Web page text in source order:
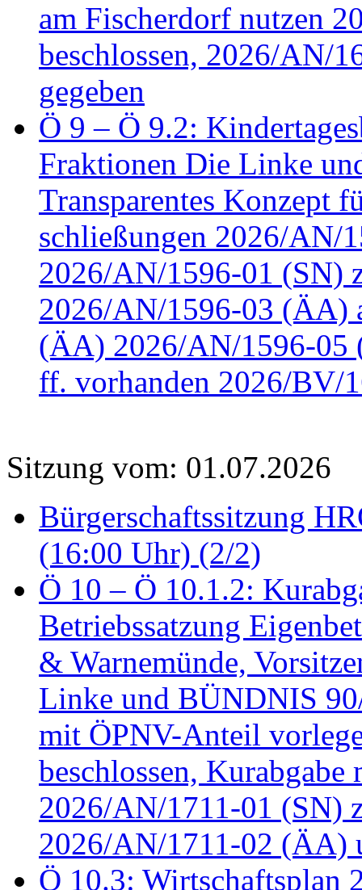
am Fischerdorf nutzen
beschlossen, 2026/AN/
gegeben
Ö 9 – Ö 9.2:
Fraktionen Die Linke
Transparentes Konzept
schließungen 2026/AN/
2026/AN/1596-01 (SN)
2026/AN/1596-03 (ÄA)
(ÄA) 2026/AN/1596-05
ff. vorhanden 2026/BV/
Sitzung vom: 01.07.2026
Bürgerschaftssitzung
(16:00 Uhr) (2/2)
Ö 10 – Ö 10.1.2:
Betriebssatzung
& Warnemünde,
Linke und BÜNDNIS
mit ÖPNV-Anteil
beschlossen,
2026/AN/1711-01 (SN)
2026/AN/1711-02 (ÄA)
Ö 10.3: Wirtschaftsplan